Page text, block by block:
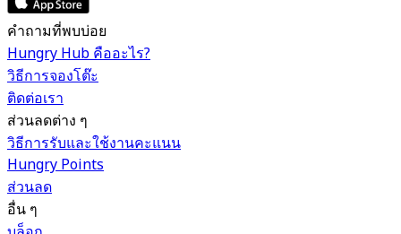
คำถามที่พบบ่อย
Hungry Hub คืออะไร?
วิธีการจองโต๊ะ
ติดต่อเรา
ส่วนลดต่าง ๆ
วิธีการรับและใช้งานคะแนน
Hungry Points
ส่วนลด
อื่น ๆ